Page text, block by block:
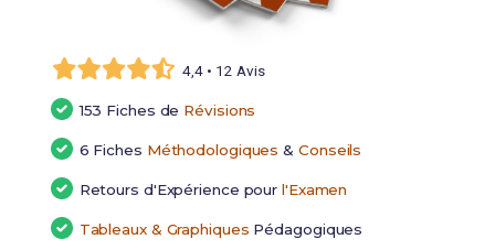
4,4 • 12 Avis
153 Fiches de Révisions
6 Fiches Méthodologiques &Conseils
Retours d'Expérience pourl'Examen
Tableaux & Graphiques Pédagogiques